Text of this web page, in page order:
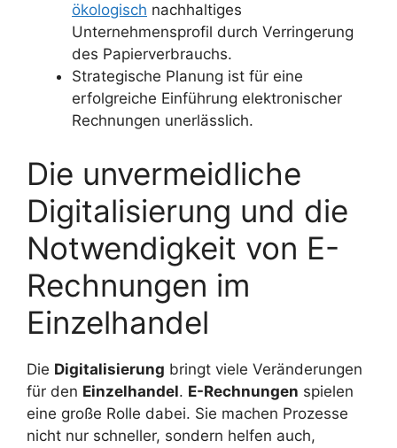
ökologisch nachhaltiges
Unternehmensprofil durch Verringerung
des Papierverbrauchs.
Strategische Planung ist für eine
erfolgreiche Einführung elektronischer
Rechnungen unerlässlich.
Die unvermeidliche
Digitalisierung und die
Notwendigkeit von E-
Rechnungen im
Einzelhandel
Die Digitalisierung bringt viele Veränderungen
für den Einzelhandel. E-Rechnungen spielen
eine große Rolle dabei. Sie machen Prozesse
nicht nur schneller, sondern helfen auch,